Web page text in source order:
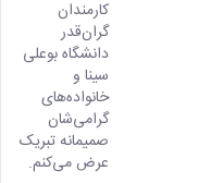
کارمندان
گران‌قدر
دانشگاه بوعلی
سینا و
خانواده‌های
گرامی‌شان
صمیمانه تبریک
عرض می‌کنم.